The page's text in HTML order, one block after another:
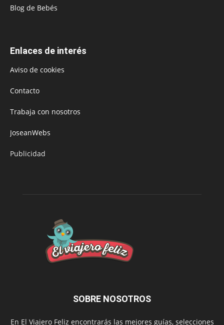
Blog de Bebés
Enlaces de interés
Aviso de cookies
Contacto
Trabaja con nosotros
JoseanWebs
Publicidad
SOBRE NOSOTROS
En El Viajero Feliz encontrarás las mejores guías, selecciones